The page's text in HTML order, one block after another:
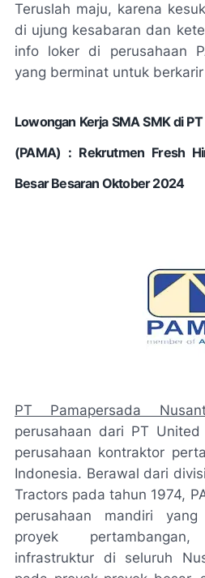
Teruslah maju, karena
di ujung kesabaran dan
info loker di perusahaan
yang berminat untuk
Lowongan Kerja SMA SMK di
(PAMA) : Rekrutmen Fresh
Besar Besaran Oktober 2024
PT Pamapersada
perusahaan dari PT
perusahaan kontraktor
Indonesia. Berawal dari
Tractors pada tahun 1974,
perusahaan mandiri
proyek
infrastruktur di seluruh